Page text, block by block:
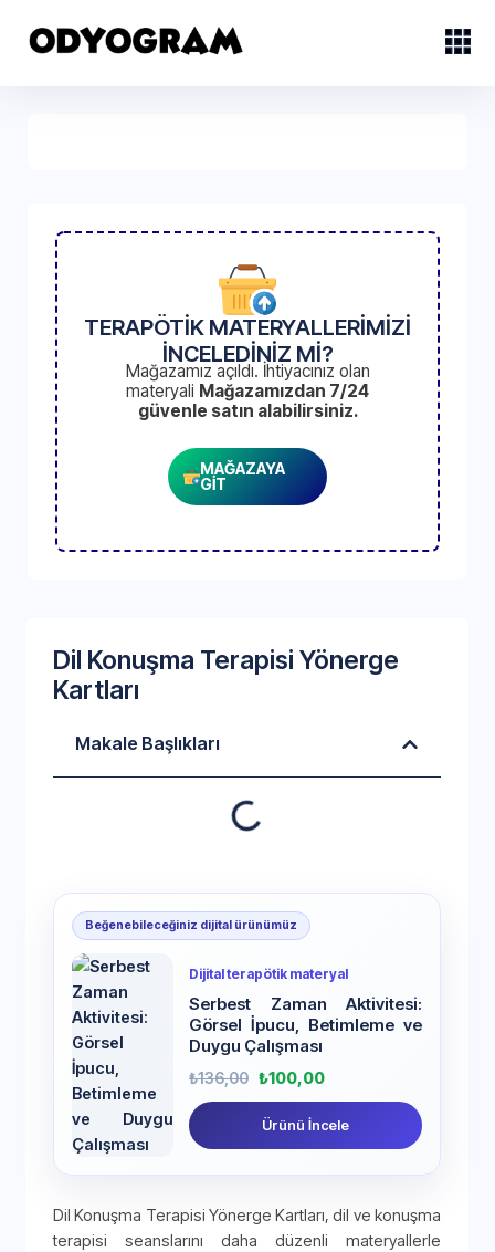
TERAPÖTİK MATERYALLERİMİZİ
İNCELEDİNİZ Mİ?
Mağazamız açıldı. İhtiyacınız olan
materyali Mağazamızdan 7/24
güvenle satın alabilirsiniz.
MAĞAZAYA
GİT
Dil Konuşma Terapisi Yönerge
Kartları
Makale Başlıkları
Beğenebileceğiniz dijital ürünümüz
Dijital terapötik materyal
Serbest Zaman Aktivitesi:
Görsel İpucu, Betimleme ve
Duygu Çalışması
₺136,00 ₺100,00
Ürünü İncele
Dil Konuşma Terapisi Yönerge Kartları, dil ve konuşma
terapisi seanslarını daha düzenli materyallerle